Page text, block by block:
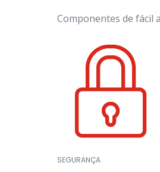
Componentes de fácil
SEGURANÇA